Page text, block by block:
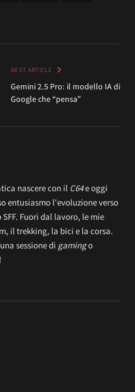
NEXT ARTICLE
Gemini 2.5 Pro: il modello IA di
Google che “pensa”
nascere con il C64e oggi
entusiasmo l'evoluzione verso
Fuori dal lavoro, le mie
il trekking, la bici e la corsa.
sessione di gamingo